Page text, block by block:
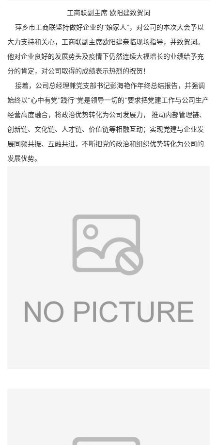
工商联副主席 欧阳建致贺词
萍乡市工商联坚持做好企业的“娘家人”，对公司的本次大会予以
大力支持和关心，工商联副主席欧阳建亲临现场指导，并致贺词。
他对企业良好的发展势头及疫情下仍然连续大福增长的业绩给予充
分的肯定，对公司取得的成绩表示热烈的祝贺！
接着，公司总经理兼党支部书记彭海艳作年终总结报告，并强调
始终以“心中有党”践行“党是领导一切的”要求把党建工作与公司生产
经营高度融合，将政治优势转化为公司发展力， 推动内部管理链、
创新链、文化链、人才链、价值链等相融互动；实现党建与企业发
展同频共振、互融共进，不断把党的政治和组织优势转化为公司的
发展优势。